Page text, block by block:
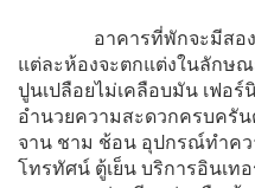
อาคารที่พักจะมีสองชั้
แต่ละห้องจะตกแต่งในลักษ
ปูนเปลือยไม่เคลือบมัน เฟอร์
อำนวยความสะดวกครบครั
จาน ชาม ช้อน อุปกรณ์ทำคว
โทรทัศน์ ตู้เย็น บริการอินเท